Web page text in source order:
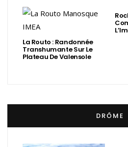
La Routo : Randonnée
Transhumante Sur Le
Plateau De Valensole
DRÔME